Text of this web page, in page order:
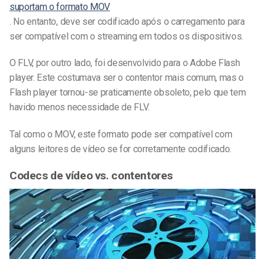
suportam o formato MOV
. No entanto, deve ser codificado após o carregamento para
ser compatível com o streaming em todos os dispositivos.
O FLV, por outro lado, foi desenvolvido para o Adobe Flash
player. Este costumava ser o contentor mais comum, mas o
Flash player tornou-se praticamente obsoleto, pelo que tem
havido menos necessidade de FLV.
Tal como o MOV, este formato pode ser compatível com
alguns leitores de vídeo se for corretamente codificado.
Codecs de vídeo vs. contentores